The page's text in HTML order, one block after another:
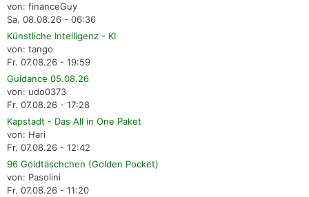
von: financeGuy
Sa. 08.08.26 - 06:36
Künstliche Intelligenz - KI
von: tango
Fr. 07.08.26 - 19:59
Guidance 05.08.26
von: udo0373
Fr. 07.08.26 - 17:28
Kapstadt - Das All in One Paket
von: Hari
Fr. 07.08.26 - 12:42
96 Goldtäschchen (Golden Pocket)
von: Pasolini
Fr. 07.08.26 - 11:20